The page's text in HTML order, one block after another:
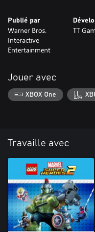
Publié par
Warner Bros.
Interactive
Entertainment
TT
Jouer avec
XBOX One
Travaille avec